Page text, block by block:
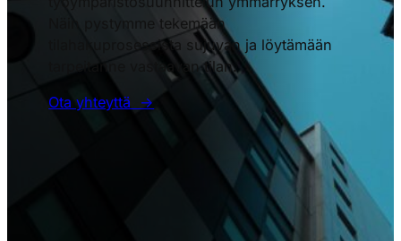
Näin pystymme tekemään
tilahakuprosessista sujuvan ja löytämään
tarpeitanne vastaavan tilan.
Ota yhteyttä →